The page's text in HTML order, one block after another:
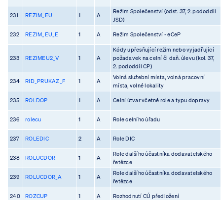
231 REZIM_EU 1 A
Režim Společenství (odst. 37, 2. pododdil
JSD)
232 REZIM_EU_E 1 A Režim Společenství - eCeP
233 REZIMEU2_V 1 A
Kódy upřesňující režim nebo vyjadřující
požadavek na celní či daň. úlevu (kol. 37,
2. pododdíl CP)
234 RID_PRUKAZ_F 1 A
Volná služební místa, volná pracovní
místa, volné lokality
235 ROLDOP 1 A Celní útvar včetně role a typu dopravy
236 rolecu 1 A Role celního úřadu
237 ROLEDIC 2 A Role DIC
238 ROLUCDOR 1 A
Role dalšího účastníka dodavatelského
řetězce
239 ROLUCDOR_A 1 A
Role dalšího účastníka dodavatelského
řetězce
240 ROZCUP 1 A Rozhodnutí CÚ předložení